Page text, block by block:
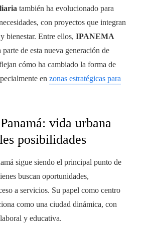
también ha evolucionado para
con proyectos que integran
bienestar. Entre ellos, IPANEMA
parte de esta nueva generación de
cómo ha cambiado la forma de
en zonas estratégicas para
vida urbana
posibilidades
sigue siendo el principal punto de
buscan oportunidades,
a servicios. Su papel como centro
como una ciudad dinámica, con
y educativa.